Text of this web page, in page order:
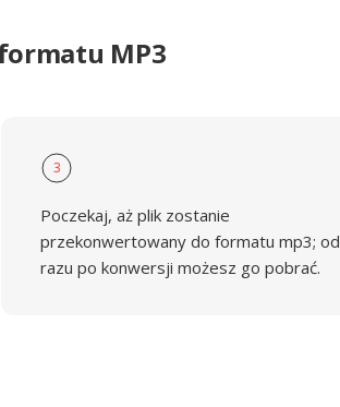
MP3
3
Poczekaj, aż plik zostanie
przekonwertowany do formatu mp3; od
razu po konwersji możesz go pobrać.